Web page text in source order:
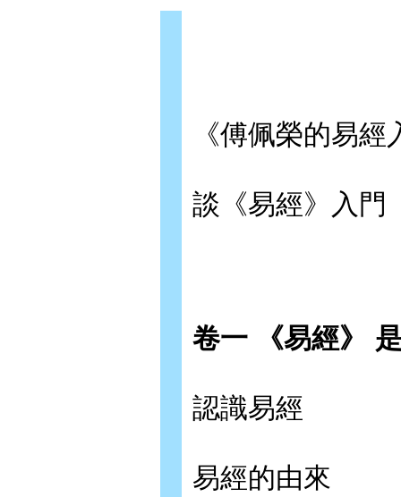
《傅佩榮的易
談《易經》入門
卷一 《易經》
認識易經
易經的由來